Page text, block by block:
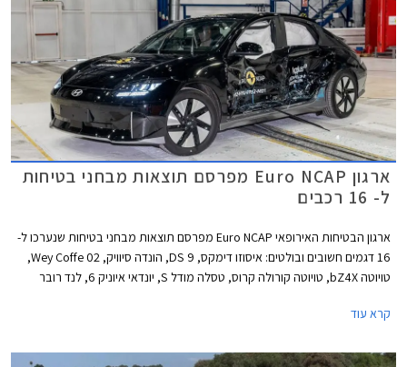
ארגון Euro NCAP מפרסם תוצאות מבחני בטיחות
ל- 16 רכבים
ארגון הבטיחות האירופאי Euro NCAP מפרסם תוצאות מבחני בטיחות שנערכו ל-
16 דגמים חשובים ובולטים: איסוזו דימקס, DS 9, הונדה סיוויק, Wey Coffe 02,
טויוטה bZ4X, טויוטה קורולה קרוס, טסלה מודל S, יונדאי איוניק 6, לנד רובר
קרא עוד